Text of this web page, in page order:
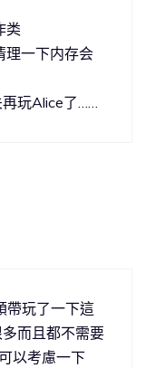
类
理一下内存会
再玩Alice了……
帶玩了一下這
而且都不需要
以考慮一下